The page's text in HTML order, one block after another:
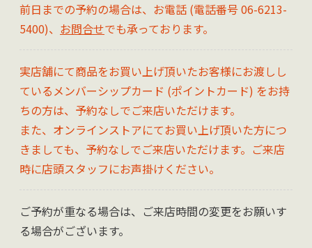
前日までの予約の場合は、お電話 (電話番号 06-6213-
5400)、 お問合せでも承っております。
実店舗にて商品をお買い上げ頂いたお客様にお渡しし
ているメンバーシップカード (ポイントカード) をお持
ちの方は、予約なしでご来店いただけます。
また、オンラインストアにてお買い上げ頂いた方につ
きましても、予約なしでご来店いただけます。ご来店
時に店頭スタッフにお声掛けください。
ご予約が重なる場合は、ご来店時間の変更をお願いす
る場合がございます。